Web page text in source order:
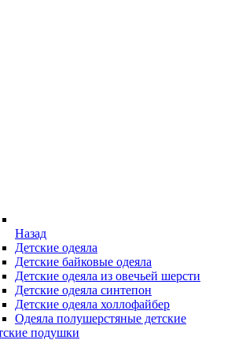
Назад
Детские одеяла
Детские байковые одеяла
Детские одеяла из овечьей шерсти
Детские одеяла синтепон
Детские одеяла холлофайбер
Одеяла полушерстяные детские
подушки